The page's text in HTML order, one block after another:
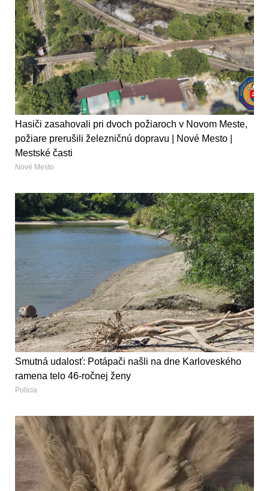
Hasiči zasahovali pri dvoch požiaroch v Novom Meste,
požiare prerušili železničnú dopravu | Nové Mesto |
Mestské časti
Nové Mesto
Smutná udalosť: Potápači našli na dne Karloveského
ramena telo 46-ročnej ženy
Polícia